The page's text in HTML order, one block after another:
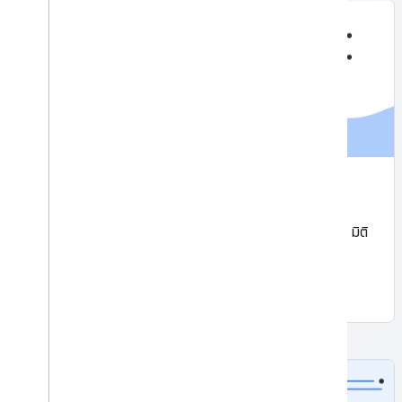
สแกนและประมวลผลบาร์โค้ด รองรับรูปแบบ 1 มิติและ 2 มิติ